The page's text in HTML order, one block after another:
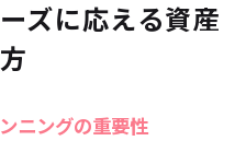
ズに応える資産
ニングの重要性